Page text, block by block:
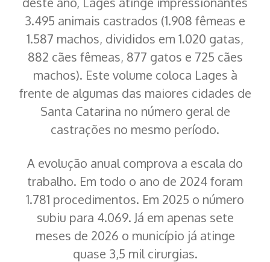
3.495 animais castrados (1.908 fêmeas e
1.587 machos, divididos em 1.020 gatas,
882 cães fêmeas, 877 gatos e 725 cães
machos). Este volume coloca Lages à
frente de algumas das maiores cidades de
Santa Catarina no número geral de
castrações no mesmo período.
A evolução anual comprova a escala do
trabalho. Em todo o ano de 2024 foram
1.781 procedimentos. Em 2025 o número
subiu para 4.069. Já em apenas sete
meses de 2026 o município já atinge
quase 3,5 mil cirurgias.